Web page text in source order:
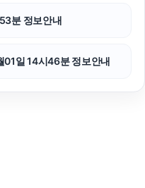
분 정보안내
일 14시46분 정보안내